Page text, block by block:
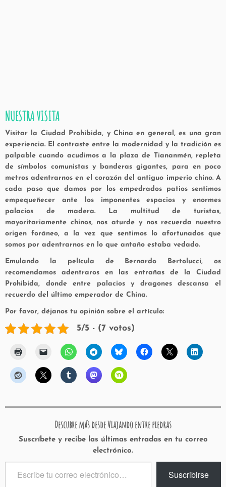
NUESTRA VISITA
Visitar la Ciudad Prohibida, y China en general, es una gran
experiencia. El contraste entre la modernidad y la tradición es
palpable cuando acudimos a la plazade Tiananmén, repleta
de símbolos comunistas y banderas gigantes, para en poco
metros adentrarnos en el corazón del antiguo imperio chino.A
cada paso que damos por los empedrados patios sentimos
empequeñecer ante los imponentes espacios y enormes
palacios de madera. La multitud de turistas,
mayoritariamente chinos, nos aturde y nos recuerda nuestro
origen foráneo, a la vez que sentimos lo afortunados que
somos por adentrarnos en lo que antaño estaba vedado.
Emulando la película de Bernardo Bertolucci, os
recomendamos adentraros en las entrañas de la Ciudad
Prohibida, donde entre palacios y dragones descansa el
recuerdo del último emperador de China.
Por favor, déjanos tu opinión sobre el artículo:
5/5 - (7 votos)
Descubre más desde Viajando entre piedras
Suscríbete y recibe las últimas entradas en tu correo
electrónico.
Suscribirse